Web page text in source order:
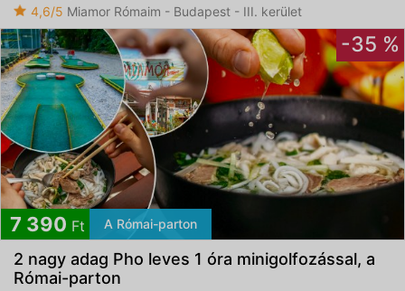
4,6/5 Miamor Rómaim - Budapest - III. kerület
-35 %
7 390 Ft A Római-parton
2 nagy adag Pho leves 1 óra minigolfozással, a
Római-parton